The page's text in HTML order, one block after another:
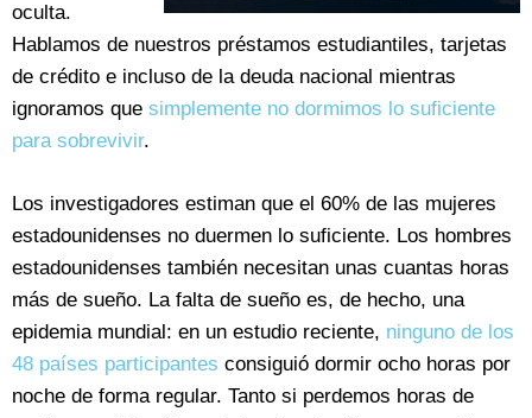
oculta.
Hablamos de nuestros préstamos estudiantiles, tarjetas
de crédito e incluso de la deuda nacional mientras
ignoramos que simplemente no dormimos lo suficiente
para sobrevivir.
Los investigadores estiman que el 60% de las mujeres
estadounidenses no duermen lo suficiente. Los hombres
estadounidenses también necesitan unas cuantas horas
más de sueño. La falta de sueño es, de hecho, una
epidemia mundial: en un estudio reciente, ninguno de los
48 países participantes consiguió dormir ocho horas por
noche de forma regular. Tanto si perdemos horas de